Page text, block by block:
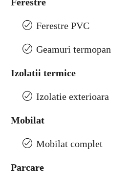
Ferestre PVC
Geamuri termopan
Izolatii termice
Izolatie exterioara
Mobilat
Mobilat complet
Parcare